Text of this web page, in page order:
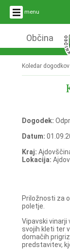
menu
Občina
Koledar dogodkov
Dogodek:
Datum:
Kraj:
Lokacija:
Priložnosti za
poletje.
Vipavski
svojih kleti ter
domačih
predstavitev,